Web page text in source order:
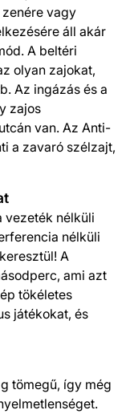
vagy
áll akár
A beltéri
olyan zajokat,
Az ingázás és a
zajos
van. Az Anti-
a zavaró szélzajt,
vezeték nélküli
nélküli
A
ami azt
tökéletes
játékokat, és
tömegű, így még